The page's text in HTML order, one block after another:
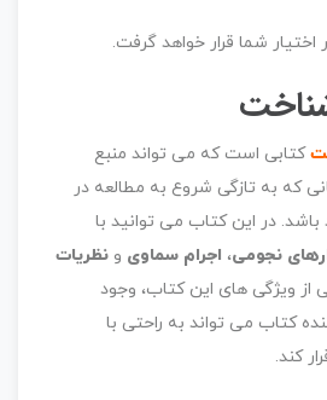
اختیار شما قرار خواهد گرفت.
کتابی است که می تواند منبع
که به تازگی شروع به مطالعه در
در این کتاب می توانید با
نجومی، اجرام سماوی و نظریات
از ویژگی های این کتاب، وجود
کتاب می تواند به راحتی با
کند.